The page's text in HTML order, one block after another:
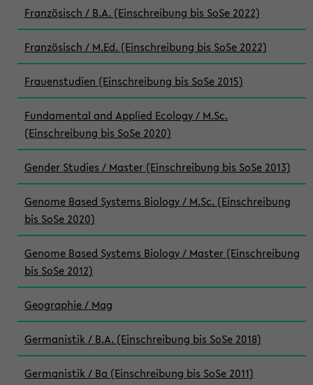
Französisch / B.A. (Einschreibung bis SoSe 2022)
Französisch / M.Ed. (Einschreibung bis SoSe 2022)
Frauenstudien (Einschreibung bis SoSe 2015)
Fundamental and Applied Ecology / M.Sc.
(Einschreibung bis SoSe 2020)
Gender Studies / Master (Einschreibung bis SoSe 2013)
Genome Based Systems Biology / M.Sc. (Einschreibung
bis SoSe 2020)
Genome Based Systems Biology / Master (Einschreibung
bis SoSe 2012)
Geographie / Mag
Germanistik / B.A. (Einschreibung bis SoSe 2018)
Germanistik / Ba (Einschreibung bis SoSe 2011)